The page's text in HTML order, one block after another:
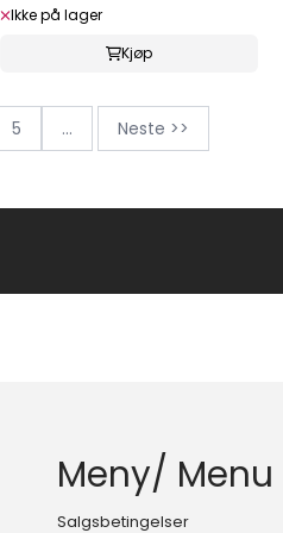
Ikke på lager
Kjøp
5 ... Neste >>
Meny/ Menu
Salgsbetingelser